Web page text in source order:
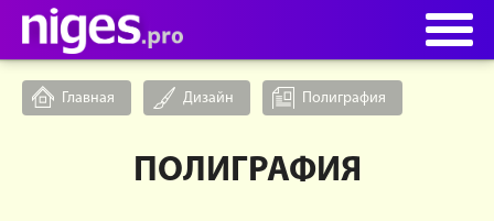
Главная Дизайн Полиграфия
ПОЛИГРАФИЯ